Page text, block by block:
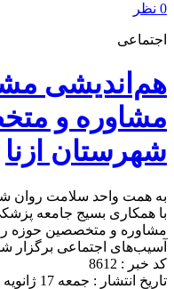
0 نظر
اجتماعی
هم‌اندیشی
مشاوره و
شهرستان ازنا
به همت واحد سلامت روان
با همکاری بسیج جامعه
مشاوره و متخصصین حوزه
آسیب‌های اجتماعی برگزار
کد خبر : 8612
تاریخ انتشار : جمعه 17 ژانویه 2025 - 18:04